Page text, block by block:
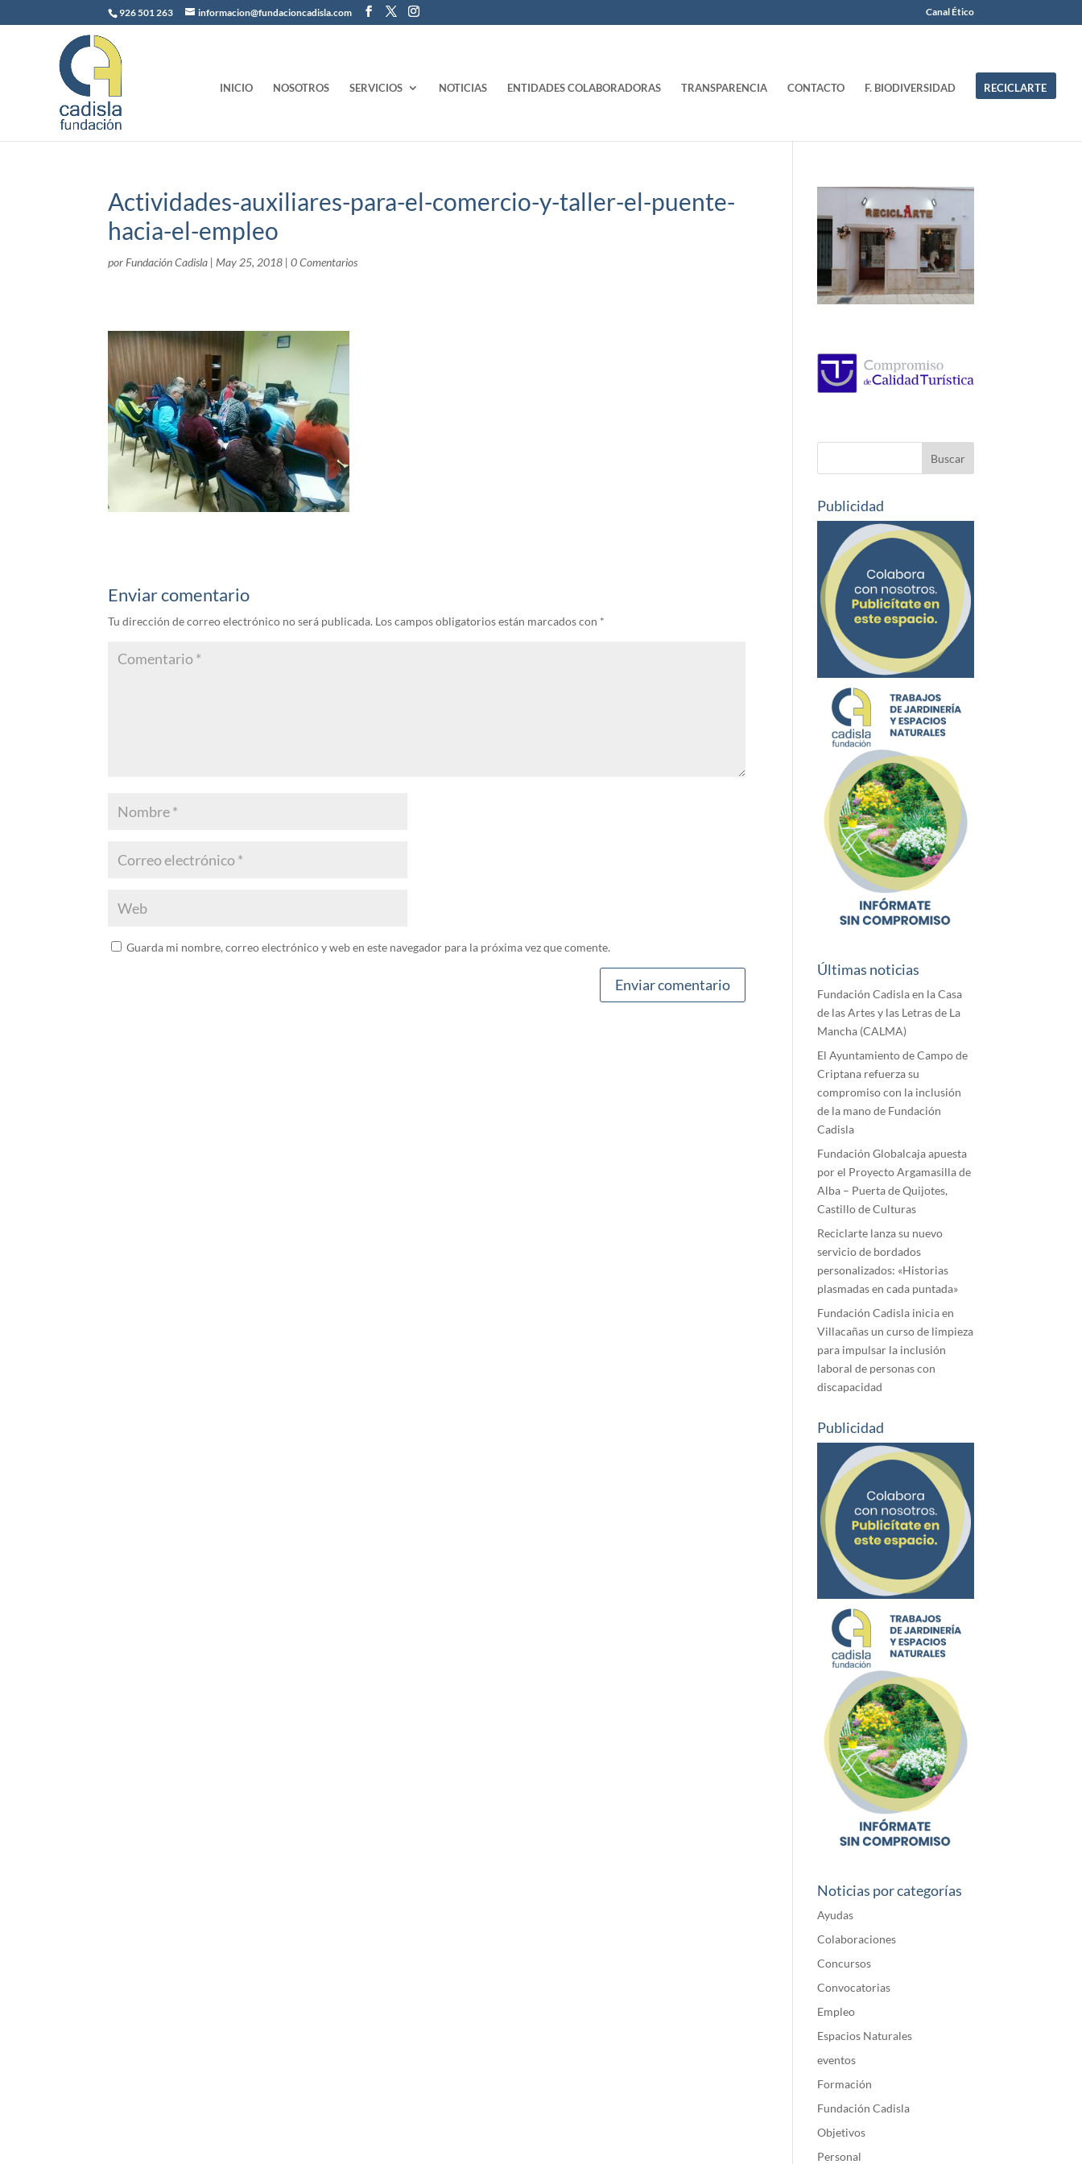
926 501 263 informacion@fundacioncadisla.com Canal Ético
INICIO NOSOTROS SERVICIOS NOTICIAS ENTIDADES COLABORADORAS TRANSPARENCIA CONTACTO F. BIODIVERSIDAD RECICLARTE
Actividades-auxiliares-para-el-comercio-y-taller-el-puente-
hacia-el-empleo
por Fundación Cadisla | May 25, 2018 |0 Comentarios
Enviar comentario
Tu dirección de correo electrónico no será publicada. Los campos obligatorios están marcados con *
Guarda mi nombre, correo electrónico y web en este navegador para la próxima vez que comente.
Publicidad
Últimas noticias
Fundación Cadisla en la Casa
de las Artes y las Letras de La
Mancha (CALMA)
El Ayuntamiento de Campo de
Criptana refuerza su
compromiso con la inclusión
de la mano de Fundación
Cadisla
Fundación Globalcaja apuesta
por el Proyecto Argamasilla de
Alba – Puerta de Quijotes,
Castillo de Culturas
Reciclarte lanza su nuevo
servicio de bordados
personalizados: «Historias
plasmadas en cada puntada»
Fundación Cadisla inicia en
Villacañas un curso de limpieza
para impulsar la inclusión
laboral de personas con
discapacidad
Publicidad
Noticias por categorías
Ayudas
Colaboraciones
Concursos
Convocatorias
Empleo
Espacios Naturales
eventos
Formación
Fundación Cadisla
Objetivos
Personal